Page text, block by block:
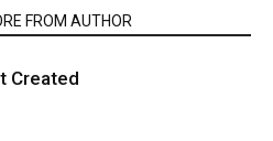
FROM AUTHOR
Created